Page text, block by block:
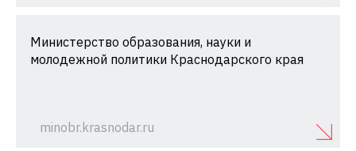
Министерство образования, науки и
молодежной политики Краснодарского края
minobr.krasnodar.ru